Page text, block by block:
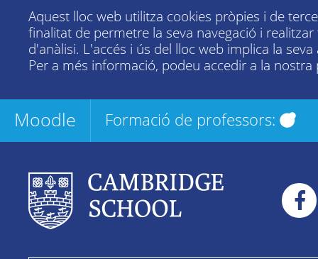
Aquest lloc web utilitza cookies pròpies i de
finalitat de permetre la seva navegació i realitzar
d'anàlisi. L'accés i ús del lloc web implica la seva
Per a més informació, podeu accedir a la nostra
Moodle Formació de professors: